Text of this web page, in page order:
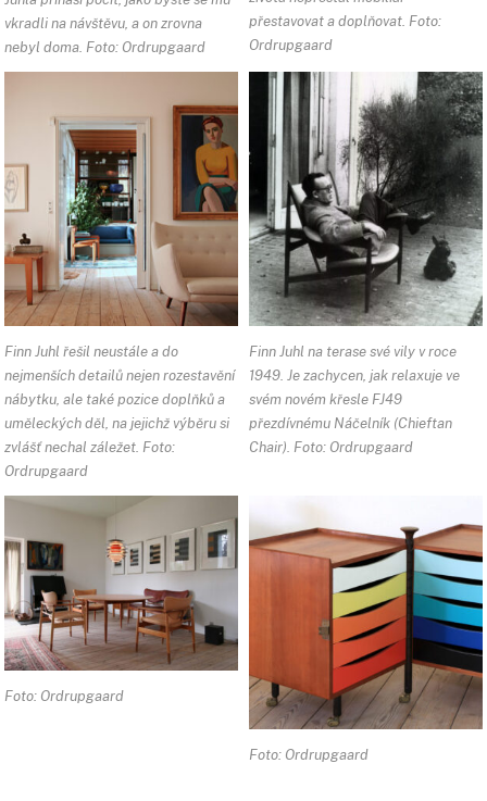
vkradli na návštěvu, a on zrovna
nebyl doma. Foto: Ordrupgaard
přestavovat a doplňovat. Foto:
Ordrupgaard
Finn Juhl řešil neustále a do
nejmenších detailů nejen rozestavění
nábytku, ale také pozice doplňků a
uměleckých děl, na jejichž výběru si
zvlášť nechal záležet. Foto:
Ordrupgaard
Finn Juhl na terase své vily v roce
1949. Je zachycen, jak relaxuje ve
svém novém křesle FJ49
přezdívnému Náčelník (Chieftan
Chair). Foto: Ordrupgaard
Foto: Ordrupgaard
Foto: Ordrupgaard